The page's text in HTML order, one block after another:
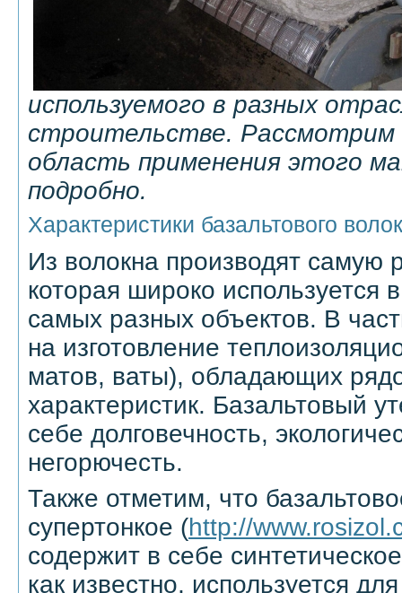
используемого в разных
строительстве. Рассмотрим
область применения этого
подробно.
Характеристики базальтового
Из волокна производят самую
которая широко используется
самых разных объектов. В
на изготовление
матов, ваты), обладающих
характеристик. Базальтовый
себе долговечность,
негорючесть.
Также отметим, что
супертонкое (http://
содержит в себе
как известно, используется